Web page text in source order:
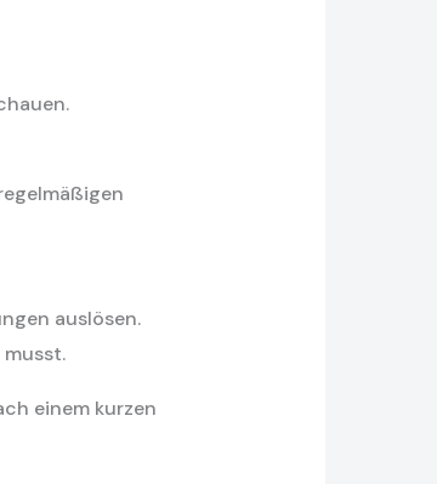
auslösen.
einem kurzen